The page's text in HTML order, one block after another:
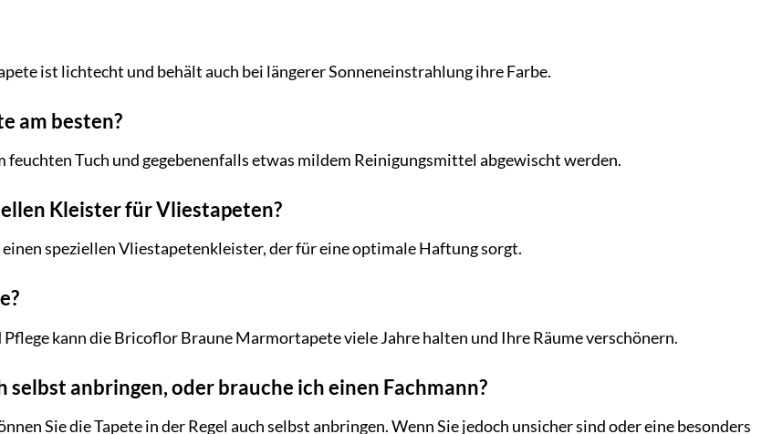
ist lichtecht und behält auch bei längerer Sonneneinstrahlung ihre Farbe.
am besten?
feuchten Tuch und gegebenenfalls etwas mildem Reinigungsmittel abgewischt werden.
Kleister für Vliestapeten?
einen speziellen Vliestapetenkleister, der für eine optimale Haftung sorgt.
kann die Bricoflor Braune Marmortapete viele Jahre halten und Ihre Räume verschönern.
selbst anbringen, oder brauche ich einen Fachmann?
Sie die Tapete in der Regel auch selbst anbringen. Wenn Sie jedoch unsicher sind oder eine besonders